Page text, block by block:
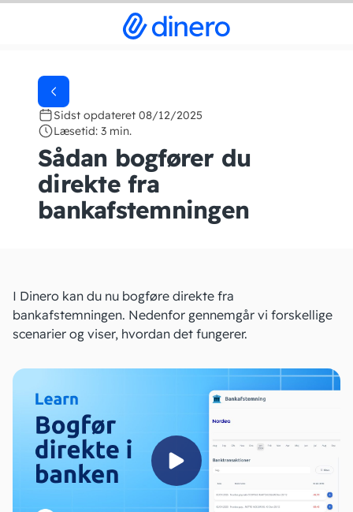
Sidst opdateret 08/12/2025
Læsetid: 3 min.
Sådan bogfører du
direkte fra
bankafstemningen
I Dinero kan du nu bogføre direkte fra
bankafstemningen. Nedenfor gennemgår vi forskellige
scenarier og viser, hvordan det fungerer.